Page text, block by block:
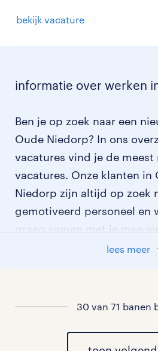
bekijk vacature
informatie over werken
Ben je op zoek naar een
Oude Niedorp? In ons
vacatures vind je de meest
vacatures. Onze klanten in
Niedorp zijn altijd op zoek
gemotiveerd personeel en
graag samen met je mee
vacatures in Winkel
vacatures in Lutjewinkel
lees meer
30 van 71 banen